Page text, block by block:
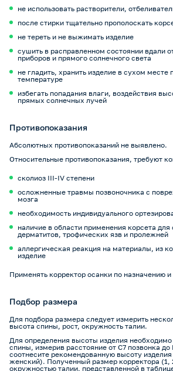
не использовать растворители,
после стирки тщательно прополоскать
не тереть и не выжимать изделие
сушить в расправленном состоянии вдали
приборов и прямого солнечного света
не гладить, хранить изделие в сухом месте
температуре
избегать попадания влаги, воздействия
прямых солнечных лучей
Противопоказания
Абсолютных противопоказаний не выявлено.
Относительные противопоказания, требуют
сколиоз III-IV степени
осложненные травмы позвоночника с
мозга
необходимость индивидуального
наличие в области применения корсета для
дерматитов, трофических язв и пролежней
аллергическая реакция на материалы, из
изделие
Применять корректор осанки по назначению
Подбор размера
Для подбора размера следует измерить
высота спины, рост, окружность талии.
Для определения высоты изделия
спины, измерив расстояние от C7 позвонка
соотнесите рекомендованную высоту
женский). Полученный размер корректора (1,
окружностью талии, представленной в